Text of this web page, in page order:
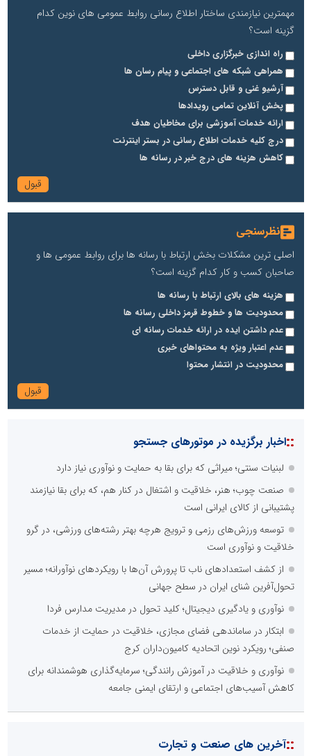
مهمترین نیازمندی ساختار اطلاع رسانی روابط عمومی های نوین کدام
گزینه است؟
راه اندازی خبرگزاری داخلی
همراهی شبکه های اجتماعی و پیام رسان ها
آرشیو غنی و قابل دسترس
پخش آنلاین تمامی رویدادها
ارائه خدمات آموزشی برای مخاطیان هدف
درج کلیه خدمات اطلاع رسانی در بستر اینترنت
کاهش هزینه های درج خبر در رسانه ها
نظرسنجی
اصلی ترین مشکلات بخش ارتباط با رسانه ها برای روابط عمومی ها و
صاحبان کسب و کار کدام گزینه است؟
هزینه های بالای ارتباط با رسانه ها
محدودیت ها و خطوط قرمز داخلی رسانه ها
عدم داشتن ایده در ارائه خدمات رسانه ای
عدم اعتبار ویژه به محتواهای خبری
محدودیت در انتشار محتوا
::اخبار برگزیده در موتورهای جستجو
لبنیات سنتی؛ میراثی که برای بقا به حمایت و نوآوری نیاز دارد
صنعت چوب؛ هنر، خلاقیت و اشتغال در کنار هم، که برای بقا نیازمند
پشتیبانی از کالای ایرانی است
توسعه ورزش‌های رزمی و ترویج هرچه بهتر رشته‌های ورزشی، در گرو
خلاقیت و نوآوری است
از کشف استعدادهای ناب تا پرورش آن‌ها با رویکردهای نوآورانه؛ مسیر
تحول‌آفرین شنای ایران در سطح جهانی
نوآوری و یادگیری دیجیتال؛ کلید تحول در مدیریت مدارس فردا
ابتکار در ساماندهی فضای مجازی، خلاقیت در حمایت از خدمات
صنفی؛ رویکرد نوین اتحادیه کامیون‌داران کرج
نوآوری و خلاقیت در آموزش رانندگی؛ سرمایه‌گذاری هوشمندانه برای
کاهش آسیب‌های اجتماعی و ارتقای ایمنی جامعه
::آخرین های صنعت و تجارت